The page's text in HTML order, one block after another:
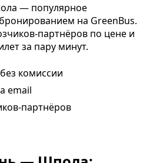
— популярное
на GreenBus.
партнёров по цене и
за пару минут.
комиссии
email
партнёров